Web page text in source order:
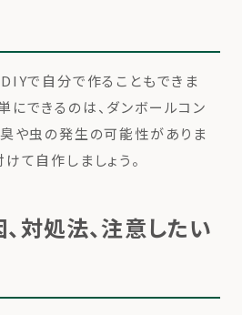
で自分で作ることもできま
にできるのは、ダンボールコン
臭や虫の発生の可能性がありま
て自作しましょう。
対処法、注意したい